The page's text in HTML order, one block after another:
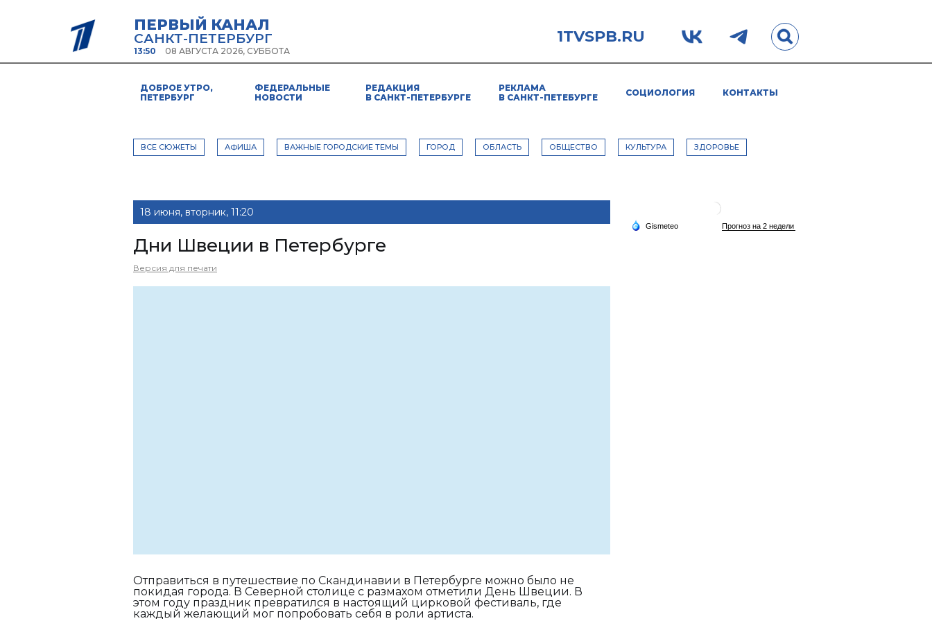
ПЕРВЫЙ КАНАЛ
САНКТ-ПЕТЕРБУРГ
13:50 08 АВГУСТА 2026, СУББОТА
1TVSPB.RU
ДОБРОЕ УТРО,
ПЕТЕРБУРГ
ФЕДЕРАЛЬНЫЕ
НОВОСТИ
РЕДАКЦИЯ
В САНКТ-ПЕТЕРБУРГЕ
РЕКЛАМА
В САНКТ-ПЕТЕБУРГЕ
СОЦИОЛОГИЯ КОНТАКТЫ
ВСЕ СЮЖЕТЫ АФИША ВАЖНЫЕ ГОРОДСКИЕ ТЕМЫ ГОРОД ОБЛАСТЬ ОБЩЕСТВО КУЛЬТУРА ЗДОРОВЬЕ
18 июня, вторник, 11:20
Дни Швеции в Петербурге
Версия для печати
Отправиться в путешествие по Скандинавии в Петербурге можно было не
покидая города. В Северной столице с размахом отметили День Швеции. В
этом году праздник превратился в настоящий цирковой фестиваль, где
каждый желающий мог попробовать себя в роли артиста.